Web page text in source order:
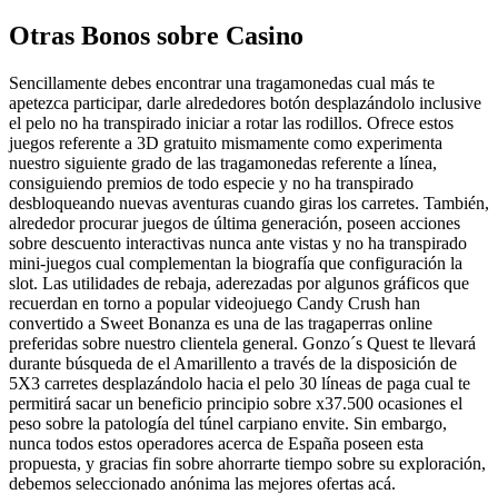
Otras Bonos sobre Casino
Sencillamente debes encontrar una tragamonedas cual más te
apetezca participar, darle alrededores botón desplazándolo inclusive
el pelo no ha transpirado iniciar a rotar las rodillos. Ofrece estos
juegos referente a 3D gratuito mismamente­ como experimenta
nuestro siguiente grado de las tragamonedas referente a lí­nea,
consiguiendo premios de todo especie y no ha transpirado
desbloqueando nuevas aventuras cuando giras los carretes. También,
alrededor procurar juegos de última generación, poseen acciones
sobre descuento interactivas nunca ante vistas y no ha transpirado
mini-juegos cual complementan la biografía que configuración la
slot. Las utilidades de rebaja, aderezadas por algunos gráficos que
recuerdan en torno a popular videojuego Candy Crush han
convertido a Sweet Bonanza es una de las tragaperras online
preferidas sobre nuestro clientela general. Gonzo´s Quest te llevará
durante búsqueda de el Amarillento a través de la disposición de
5X3 carretes desplazándolo hacia el pelo 30 líneas de paga cual te
permitirá sacar un beneficio principio sobre x37.500 ocasiones el
peso sobre la patologí­a del túnel carpiano envite. Sin embargo,
nunca todos estos operadores acerca de España poseen esta
propuesta, y gracias fin sobre ahorrarte tiempo sobre su exploración,
debemos seleccionado anónima las mejores ofertas acá.